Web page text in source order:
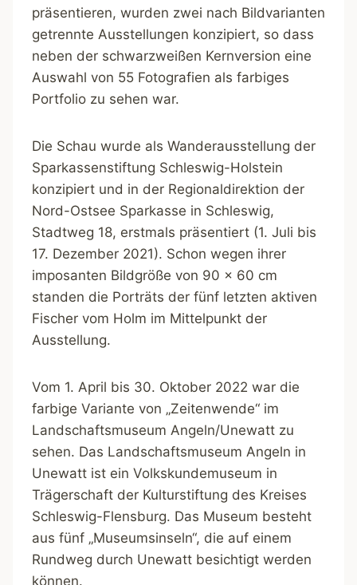
präsentieren, wurden zwei nach Bildvarianten
getrennte Ausstellungen konzipiert, so dass
neben der schwarzweißen Kernversion eine
Auswahl von 55 Fotografien als farbiges
Portfolio zu sehen war.
Die Schau wurde als Wanderausstellung der
Sparkassenstiftung Schleswig-Holstein
konzipiert und in der Regionaldirektion der
Nord-Ostsee Sparkasse in Schleswig,
Stadtweg 18, erstmals präsentiert (1. Juli bis
17. Dezember 2021). Schon wegen ihrer
imposanten Bildgröße von 90 x 60 cm
standen die Porträts der fünf letzten aktiven
Fischer vom Holm im Mittelpunkt der
Ausstellung.
Vom 1. April bis 30. Oktober 2022 war die
farbige Variante von „Zeitenwende“ im
Landschaftsmuseum Angeln/Unewatt zu
sehen. Das Landschaftsmuseum Angeln in
Unewatt ist ein Volkskundemuseum in
Trägerschaft der Kulturstiftung des Kreises
Schleswig-Flensburg. Das Museum besteht
aus fünf „Museumsinseln“, die auf einem
Rundweg durch Unewatt besichtigt werden
können.